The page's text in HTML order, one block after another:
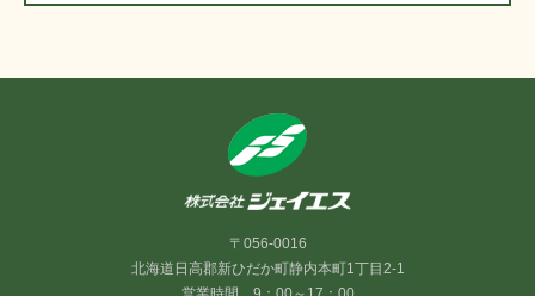
〒056-0016
北海道日高郡新ひだか町静内本町1丁目2-1